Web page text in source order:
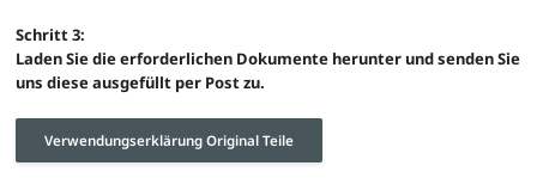
Schritt 3:
Laden Sie die erforderlichen Dokumente herunter und senden Sie
uns diese ausgefüllt per Post zu.
Verwendungserklärung Original Teile